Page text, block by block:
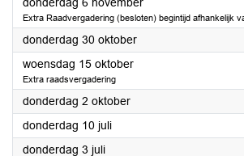
Extra Raadvergadering (besloten) begintijd afhankelijk
donderdag 30 oktober2025
woensdag 15 oktober2025
Extra raadsvergadering
donderdag 2 oktober2025
donderdag 10 juli2025
donderdag 3 juli2025